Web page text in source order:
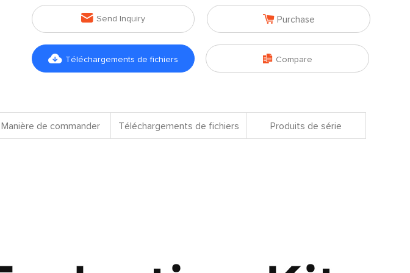
 Send Inquiry  Purchase
 Téléchargements de fichiers  Compare
Manière de commander Téléchargements de fichiers Produits de série